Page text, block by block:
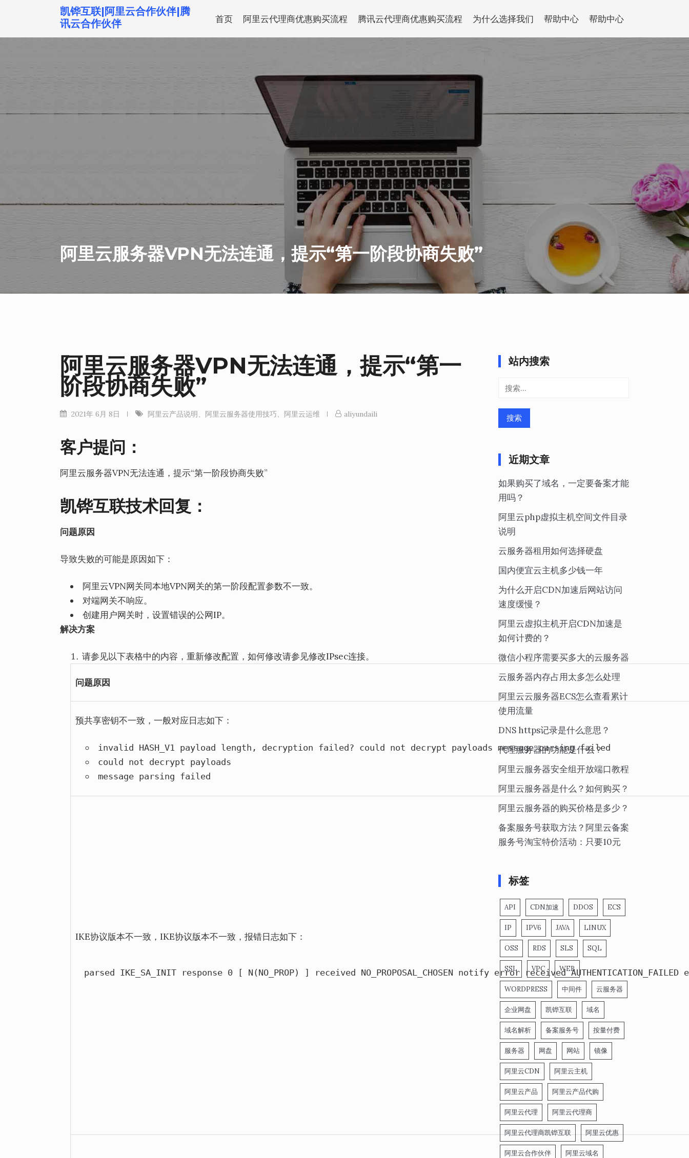
到
凯铧互联|阿里云合作伙伴|腾
讯云合作伙伴
首页 阿里云代理商优惠购买流程 腾讯云代理商优惠购买流程 为什么选择我们 帮助中心 帮助中心
阿里云服务器VPN无法连通，提示“第一阶段协商失败”
阿里云服务器VPN无法连通，提示“第一
阶段协商失败”
2021年 6月 8日 阿里云产品说明、 阿里云服务器使用技巧、 阿里云运维 aliyundaili
客户提问：
阿里云服务器VPN无法连通，提示“第一阶段协商失败”
凯铧互联技术回复 ：
问题原因
导致失败的可能是原因如下：
阿里云VPN网关同本地VPN网关的第一阶段配置参数不一致。
对端网关不响应。
创建用户网关时，设置错误的公网IP。
解决方案
请参见以下表格中的内容，重新修改配置，如何修改请参见修改IPsec连接。
问题原因
预共享密钥不一致，一般对应日志如下：
invalid HASH_V1 payload length, decryption failed? could not decrypt payloads message parsing failed
could not decrypt payloads
message parsing failed
IKE协议版本不一致，IKE协议版本不一致，报错日志如下：
parsed IKE_SA_INIT response 0 [ N(NO_PROP) ] received NO_PROPOSAL_CHOSEN notify error received AUTHENTICATION_FAILED
站内搜索
搜
近期文章
如果购买了域名，一定要备案才能
用吗？
阿里云php虚拟主机空间文件目录
说明
云服务器租用如何选择硬盘
国内便宜云主机多少钱一年
为什么开启CDN加速后网站访问
速度缓慢？
阿里云虚拟主机开启CDN加速是
如何计费的？
微信小程序需要买多大的云服务器
云服务器内存占用太多怎么处理
阿里云云服务器ECS怎么查看累计
使用流量
DNS https记录是什么意思？
代理服务器的功能是什么？
阿里云服务器安全组开放端口教程
阿里云服务器是什么？如何购买？
阿里云服务器的购买价格是多少？
备案服务号获取方法？阿里云备案
服务号淘宝特价活动：只要10元
标签
API CDN加速 DDOS ECS
IP IPV6 JAVA LINUX
OSS RDS SLS SQL
SSL VPC WEB
WORDPRESS 中间件 云服务器
企业网盘 凯铧互联 域名
域名解析 备案服务号 按量付费
服务器 网盘 网站 镜像
阿里云CDN 阿里云主机
阿里云产品 阿里云产品代购
阿里云代理 阿里云代理商
阿里云代理商凯铧互联 阿里云优惠
阿里云合作伙伴 阿里云域名